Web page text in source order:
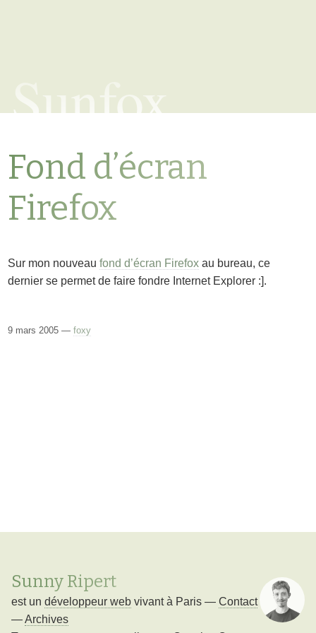
Sunfox
Fond d’écran
Firefox
Sur mon nouveaufond d’écran Firefox au bureau, ce
dernier se permet de faire fondre Internet Explorer :].
9 mars 2005 —foxy
Sunny Ripert
est un développeur web vivant à Paris — Contact
—Archives